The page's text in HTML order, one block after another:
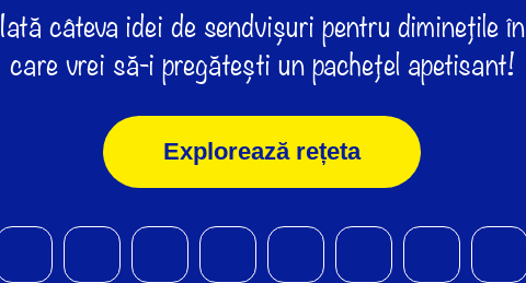
Iată câteva idei de sendvișuri pentru diminețile în
care vrei să-i pregătești un pachețel apetisant!
Explorează rețeta